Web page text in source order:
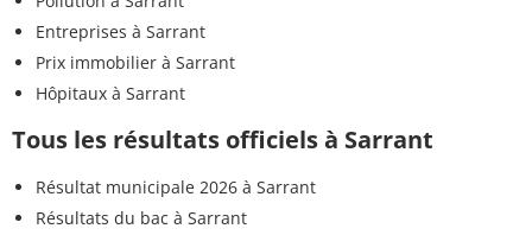
Entreprises à Sarrant
Prix immobilier à Sarrant
Hôpitaux à Sarrant
Tous les résultats officiels à Sarrant
Résultat municipale 2026 à Sarrant
Résultats du bac à Sarrant